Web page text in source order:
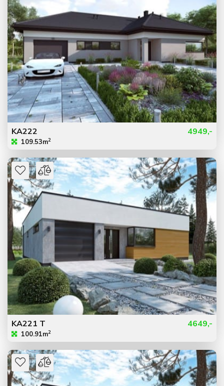
KA222
109.53m2
4949,-
KA221 T
100.91m2
4649,-